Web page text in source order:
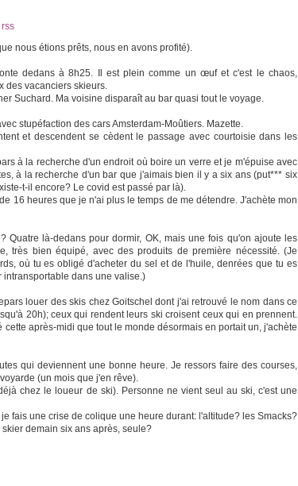
rss
nous étions prêts, nous en avons profité).
dedans à 8h25. Il est plein comme un œuf et c'est le chaos,
des vacanciers skieurs.
Suchard. Ma voisine disparaît au bar quasi tout le voyage.
stupéfaction des cars Amsterdam-Moûtiers. Mazette.
et descendent se cèdent le passage avec courtoisie dans les
à la recherche d'un endroit où boire un verre et je m'épuise avec
à la recherche d'un bar que j'aimais bien il y a six ans (put*** six
t-il encore? Le covid est passé par là).
16 heures que je n'ai plus le temps de me détendre. J'achète mon
Quatre là-dedans pour dormir, OK, mais une fois qu'on ajoute les
très bien équipé, avec des produits de première nécessité. (Je
où tu es obligé d'acheter du sel et de l'huile, denrées que tu es
dans une valise.)
louer des skis chez Goitschel dont j'ai retrouvé le nom dans ce
20h); ceux qui rendent leurs ski croisent ceux qui en prennent.
après-midi que tout le monde désormais en portait un, j'achète
qui deviennent une bonne heure. Je ressors faire des courses,
(un mois que j'en rêve).
chez le loueur de ski). Personne ne vient seul au ski, c'est une
fais une crise de colique une heure durant: l'altitude? les Smacks?
demain six ans après, seule?